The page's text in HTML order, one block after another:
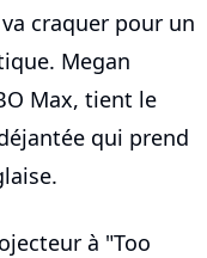
craquer pour un
Megan
Max, tient le
qui prend
à "Too